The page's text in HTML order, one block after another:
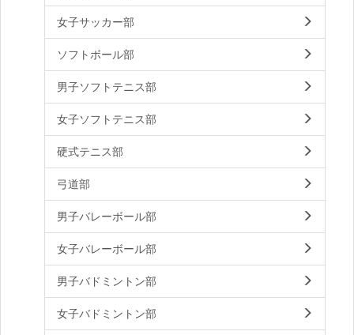
女子サッカー部
ソフトボール部
男子ソフトテニス部
女子ソフトテニス部
硬式テニス部
弓道部
男子バレーボール部
女子バレーボール部
男子バドミントン部
女子バドミントン部